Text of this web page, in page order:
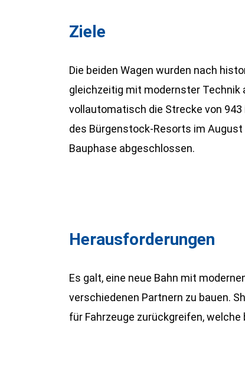
Ziele
Die beiden Wagen wurden nach
gleichzeitig mit modernster Technik
vollautomatisch die Strecke von
des Bürgenstock-Resorts im August
Bauphase abgeschlossen.
Herausforderungen
Es galt, eine neue Bahn mit
verschiedenen Partnern zu bauen.
für Fahrzeuge zurückgreifen,